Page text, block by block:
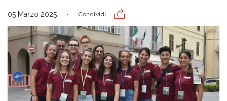
05 Marzo 2025 Condividi